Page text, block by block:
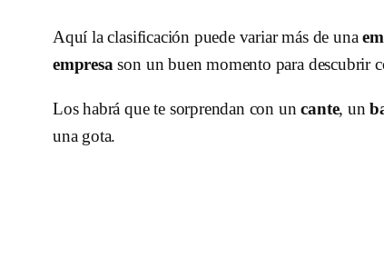
Aquí la clasificación puede variar más de una
empresa son un buen momento para descubrir
Los habrá que te sorprendan con uncante, un
una gota.